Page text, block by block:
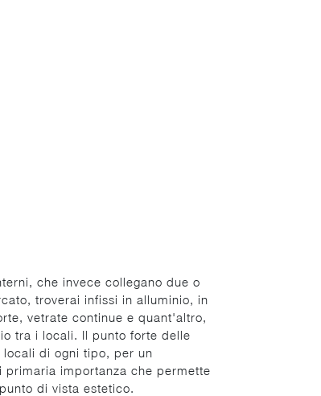
che invece collegano due o
troverai infissi in alluminio, in
vetrate continue e quant'altro,
tra i locali. Il punto forte delle
di ogni tipo, per un
primaria importanza che permette
di vista estetico.